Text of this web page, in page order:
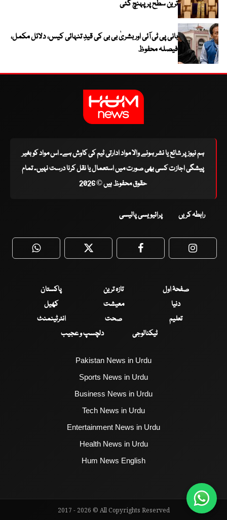
ترین سطح پر پہنچ گئی
بانی پی ٹی آئی اور بشریٰ بی بی کی قیدِ تنہائی کیس، دلائل مکمل،
فیصلہ محفوظ
ہم نیوز پر شائع یا نشر ہونے والا مواد ادارتی ٹیم کی کاوش ہے۔ اس مواد کو بغیر
پیشگی اجازت کسی بھی صورت میں استعمال یا نقل کرنا درست نہیں۔ تمام
حقوق محفوظ ہیں © 2026
رابطہ کریں پرائیویسی پالیسی
WhatsApp Twitter Facebook
صفحۂ اول تازہ ترین
پاکستان
دنیا
معیشت
کھیل
تعلیم
صحت
انٹرٹینمنٹ
ٹیکنالوجی
دلچسپ و عجیب
Pakistan News in Urdu
Sports News in Urdu
Business News in Urdu
Tech News in Urdu
Entertainment News in Urdu
Health News in Urdu
Hum News English
2017 - 2026 © All Copyrights Reserved